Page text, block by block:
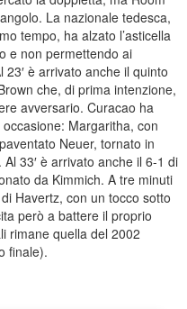
La nazionale tedesca,
tempo, ha alzato l’asticella
e non permettendo ai
è arrivato anche il quinto
che, di prima intenzione,
avversario. Curacao ha
Margaritha, con
Neuer, tornato in
33′ è arrivato anche il 6-1 di
da Kimmich. A tre minuti
Havertz, con un tocco sotto
però a battere il proprio
rimane quella del 2002
finale).